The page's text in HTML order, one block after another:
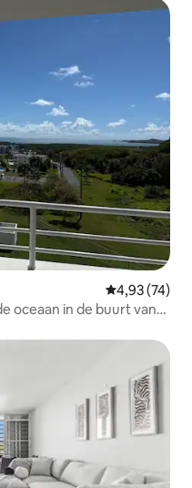
Gemiddelde
4,93 (74)
oceaan in de buurt van